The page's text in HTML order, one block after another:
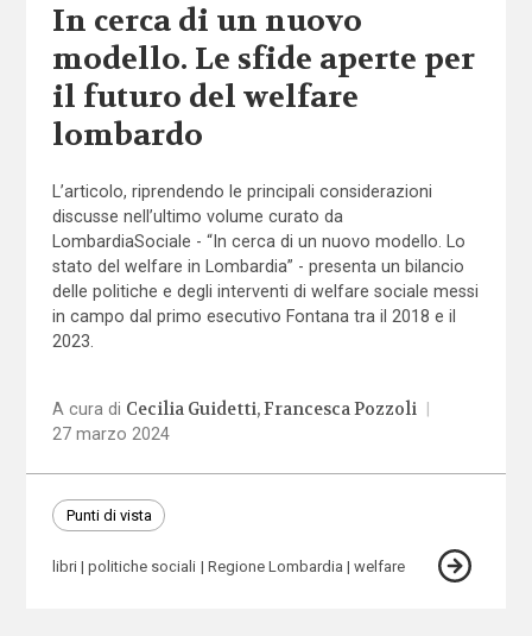
In cerca di un nuovo
modello. Le sfide aperte per
il futuro del welfare
lombardo
L’articolo, riprendendo le principali considerazioni
discusse nell’ultimo volume curato da
LombardiaSociale - “In cerca di un nuovo modello. Lo
stato del welfare in Lombardia” - presenta un bilancio
delle politiche e degli interventi di welfare sociale messi
in campo dal primo esecutivo Fontana tra il 2018 e il
2023.
A cura di Cecilia Guidetti Francesca Pozzoli
27 marzo 2024
Punti di vista
libri politiche sociali Regione Lombardia welfare